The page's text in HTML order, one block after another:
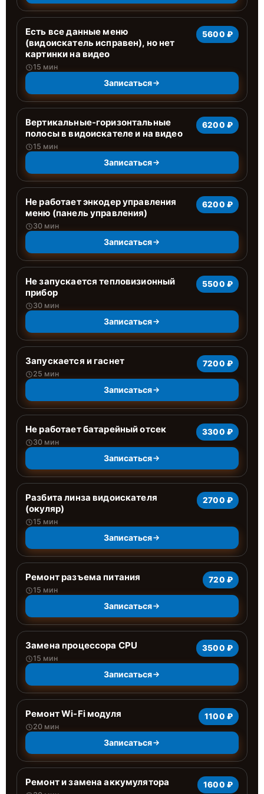
Есть все данные меню
(видоискатель исправен), но нет
картинки на видео
15 мин
5600 ₽
Записаться
Вертикальные-горизонтальные
полосы в видоискателе и на видео
15 мин
6200 ₽
Записаться
Не работает энкодер управления
меню (панель управления)
30 мин
6200 ₽
Записаться
Не запускается тепловизионный
прибор
30 мин
5500 ₽
Записаться
Запускается и гаснет
25 мин
7200 ₽
Записаться
Не работает батарейный отсек
30 мин
3300 ₽
Записаться
Разбита линза видоискателя
(окуляр)
15 мин
2700 ₽
Записаться
Ремонт разъема питания
15 мин
720 ₽
Записаться
Замена процессора CPU
15 мин
3500 ₽
Записаться
Ремонт Wi-Fi модуля
20 мин
1100 ₽
Записаться
Ремонт и замена аккумулятора 1600 ₽